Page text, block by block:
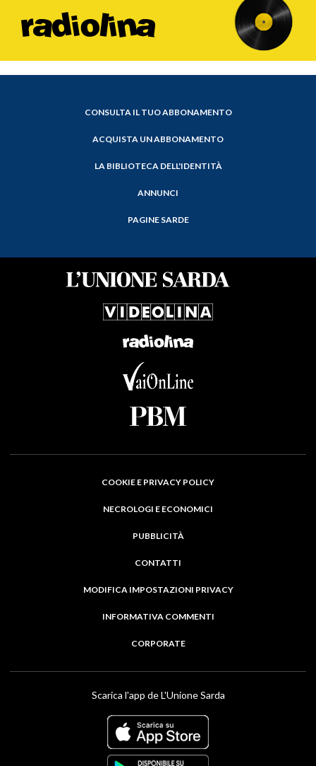
CONSULTA IL TUO ABBONAMENTO
ACQUISTA UN ABBONAMENTO
LA BIBLIOTECA DELL'IDENTITÀ
ANNUNCI
PAGINE SARDE
COOKIE E PRIVACY POLICY
NECROLOGI E ECONOMICI
PUBBLICITÀ
CONTATTI
MODIFICA IMPOSTAZIONI PRIVACY
INFORMATIVA COMMENTI
CORPORATE
Scarica l'app de L'Unione Sarda